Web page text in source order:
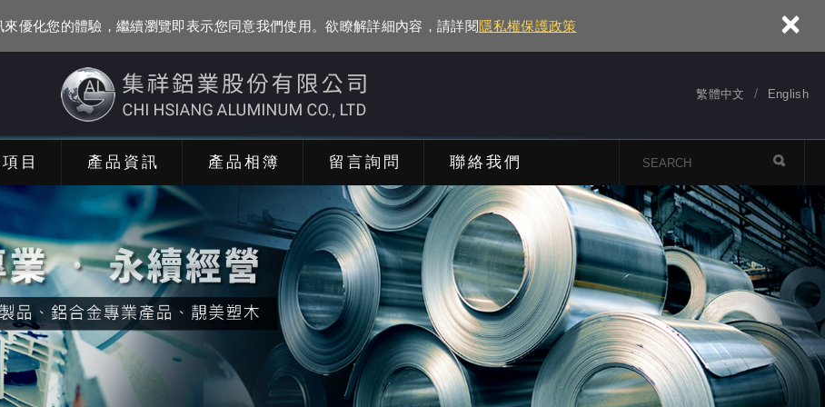
優化您的體驗，繼續瀏覽即表示您同意我們使用。欲瞭解詳細內容，請詳閱隱私權保護政策 ×
繁體中文 English
目 產品資訊 產品相簿 留言詢問 聯絡我們